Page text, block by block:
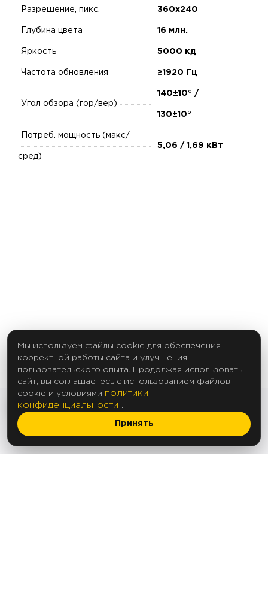
Разрешение, пикс. 360x240
Глубина цвета 16 млн.
Яркость 5000 кд
Частота обновления ≥1920 Гц
Угол обзора (гор/вер)
140±10° /
130±10°
Потреб. мощность (макс/
сред)
5,06 / 1,69 кВт
© 2012-2025
Мы используем файлы cookie для обеспечения
корректной работы сайта и улучшения
пользовательского опыта. Продолжая использовать
сайт, вы соглашаетесь с использованием файлов
cookie и условиями политики
конфиденциальности
Принять